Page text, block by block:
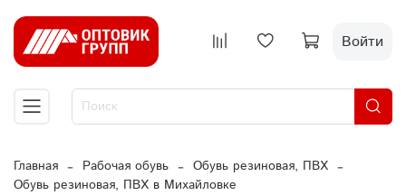
Войти
Главная Рабочая обувь
Обувь резиновая, ПВХ
Обувь резиновая, ПВХ в Михайловке